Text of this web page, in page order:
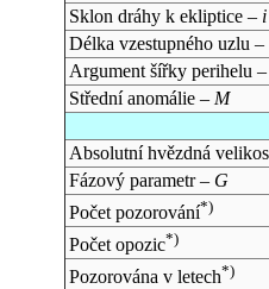
Sklon dráhy k ekliptice – i
Délka vzestupného uzlu –
Argument šířky perihelu
Střední anomálie – M
Absolutní hvězdná
Fázový parametr – G
Počet pozorování*)
Počet opozic*)
Pozorována v letech*)